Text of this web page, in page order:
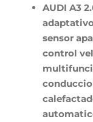
AUDI A3
sensor
control